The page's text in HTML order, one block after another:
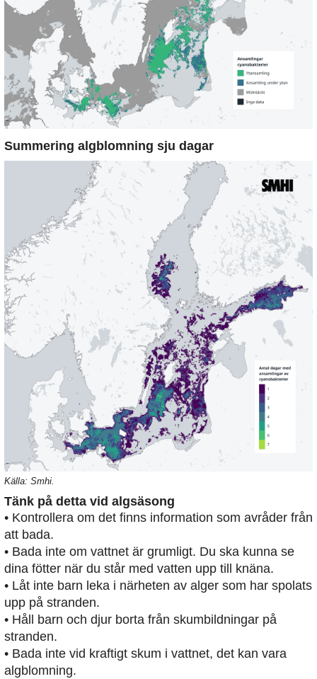
Summering algblomning sju dagar
Källa: Smhi.
Tänk på detta vid algsäsong
• Kontrollera om det finns information som avråder från
att bada.
• Bada inte om vattnet är grumligt. Du ska kunna se
dina fötter när du står med vatten upp till knäna.
• Låt inte barn leka i närheten av alger som har spolats
upp på stranden.
• Håll barn och djur borta från skumbildningar på
stranden.
• Bada inte vid kraftigt skum i vattnet, det kan vara
algblomning.